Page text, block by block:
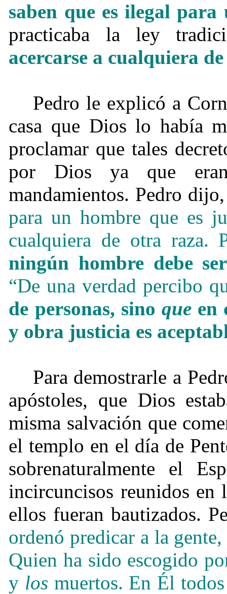
saben que es ilegal
practicaba la ley
acercarse a cualquiera
Pedro le explicó a
casa que Dios lo había
proclamar que tales
por Dios ya que
mandamientos. Pedro
para un hombre que es
cualquiera de otra raza.
ningún hombre debe
“De una verdad percibo
de personas, sino queen
y obra justicia es
Para demostrarle a
apóstoles, que Dios
misma salvación que
el templo en el día de
sobrenaturalmente el
incircuncisos reunidos
ellos fueran bautizados.
ordenó predicar a la
Quien ha sido escogido
y los muertos. En Él